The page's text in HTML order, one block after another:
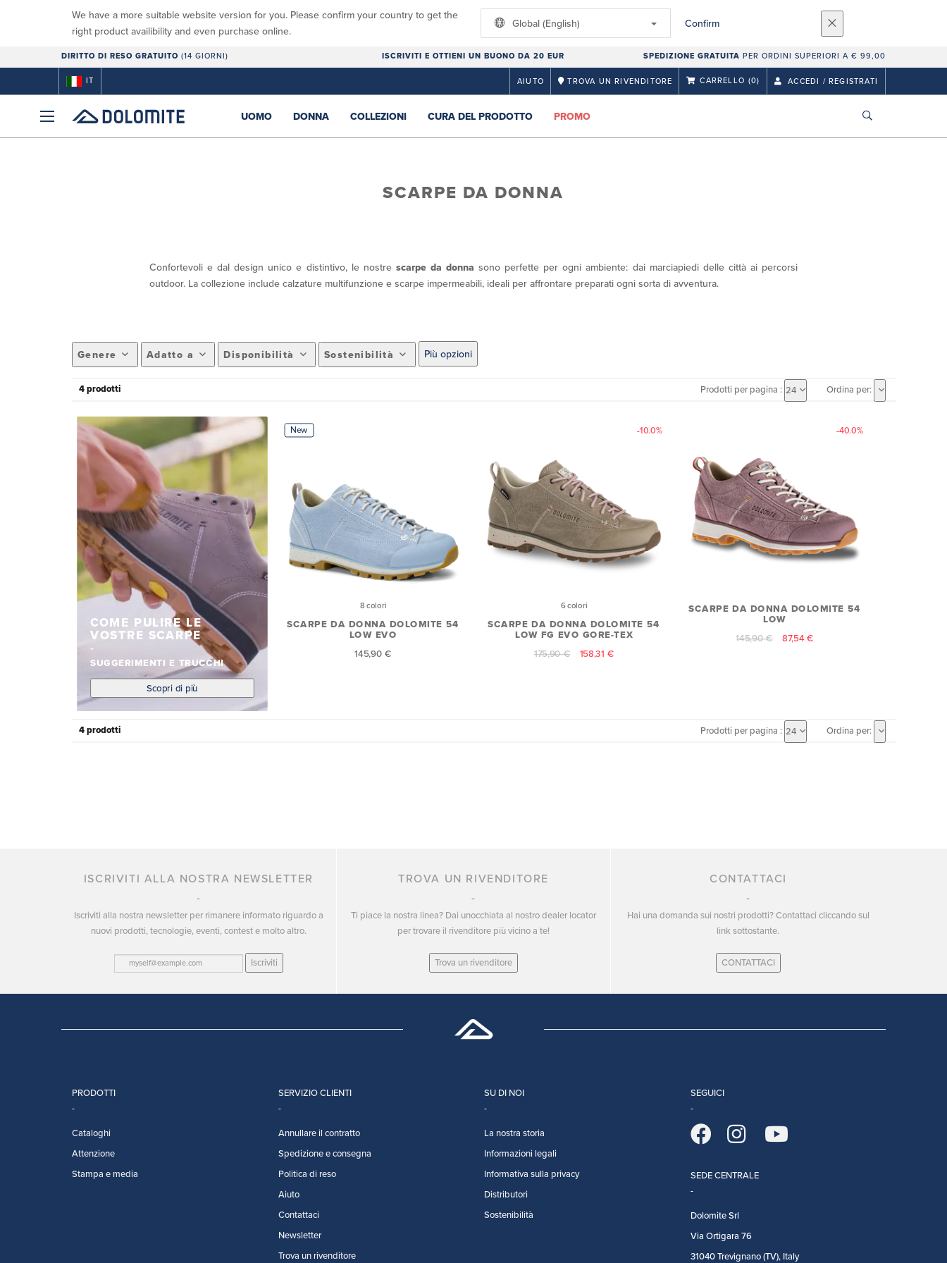
We have a more suitable website version for you. Please confirm your country to get the
right product availibility and even purchase online.
Global (English) Confirm
DIRITTO DI RESO GRATUITO (14 GIORNI) ISCRIVITI E OTTIENI UN BUONO DA 20 EUR SPEDIZIONE GRATUITA PER ORDINI SUPERIORI A € 99,00
IT AIUTO TROVA UN RIVENDITORE CARRELLO (0) ACCEDI / REGISTRATI
UOMO DONNA COLLEZIONI CURA DEL PRODOTTO PROMO
SCARPE DA DONNA
Confortevoli e dal design unico e distintivo, le nostre scarpe da donnasono perfette per ogni ambiente: dai marciapiedi delle città ai percorsi
outdoor. La collezione include calzature multifunzione e scarpe impermeabili, ideali per affrontare preparati ogni sorta di avventura.
Genere Adatto a Disponibilità Sostenibilità Più opzioni
4 prodotti Prodotti per pagina : 24 Ordina per:
COME PULIRE LE
VOSTRE SCARPE
SUGGERIMENTI E TRUCCHI
Scopri di più
New
8 colori
SCARPE DA DONNA DOLOMITE 54
LOW EVO
145,90 €
-10.0%
6 colori
SCARPE DA DONNA DOLOMITE 54
LOW FG EVO GORE-TEX
175,90 €
158,31 €
-40.0%
SCARPE DA DONNA DOLOMITE 54
LOW
145,90 €
87,54 €
4 prodotti Prodotti per pagina : 24 Ordina per:
ISCRIVITI ALLA NOSTRA NEWSLETTER
Iscriviti alla nostra newsletter per rimanere informato riguardo a
nuovi prodotti, tecnologie, eventi, contest e molto altro.
Iscriviti
TROVA UN RIVENDITORE
Ti piace la nostra linea? Dai unocchiata al nostro dealer locator
per trovare il rivenditore più vicino a te!
Trova un rivenditore
CONTATTACI
Hai una domanda sui nostri prodotti? Contattaci cliccando sul
link sottostante.
CONTATTACI
PRODOTTI
Cataloghi
Attenzione
Stampa e media
SERVIZIO CLIENTI
Annullare il contratto
Spedizione e consegna
Politica di reso
Aiuto
Contattaci
Newsletter
Trova un rivenditore
SU DI NOI
La nostra storia
Informazioni legali
Informativa sulla privacy
Distributori
Sostenibilità
SEGUICI
SEDE CENTRALE
Dolomite Srl
Via Ortigara 76
31040 Trevignano (TV), Italy